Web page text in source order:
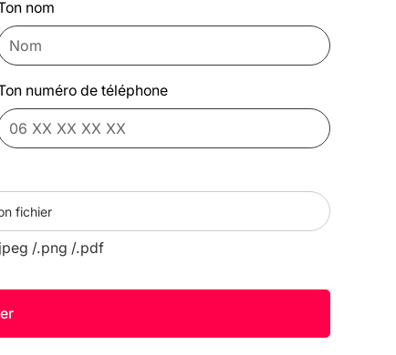
nom
numéro de téléphone
fichier
/.png /.pdf